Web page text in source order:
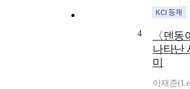
4
〈덴
나타난
미
이재준